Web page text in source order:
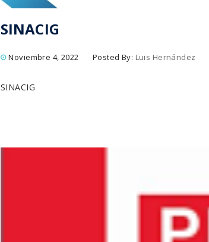
SINACIG
Noviembre 4, 2022 Posted By: Luis Hernández
SINACIG